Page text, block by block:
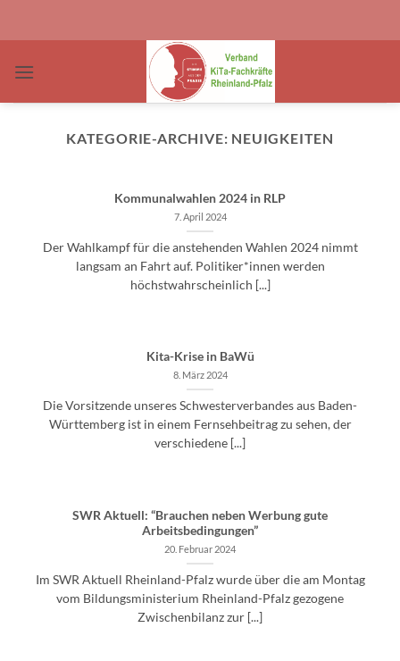
KATEGORIE-ARCHIVE: NEUIGKEITEN
Kommunalwahlen 2024 in RLP
7. April 2024
Der Wahlkampf für die anstehenden Wahlen 2024 nimmt
langsam an Fahrt auf. Politiker*innen werden
höchstwahrscheinlich [...]
Kita-Krise in BaWü
8. März 2024
Die Vorsitzende unseres Schwesterverbandes aus Baden-
Württemberg ist in einem Fernsehbeitrag zu sehen, der
verschiedene [...]
SWR Aktuell: “Brauchen neben Werbung gute
Arbeitsbedingungen”
20. Februar 2024
Im SWR Aktuell Rheinland-Pfalz wurde über die am Montag
vom Bildungsministerium Rheinland-Pfalz gezogene
Zwischenbilanz zur [...]